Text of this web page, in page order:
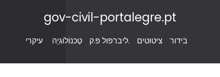
gov-civil-portalegre.pt
עיקרי טֶכנוֹלוֹגִיָה ליברפול פ.ק. ציטוטים בידור